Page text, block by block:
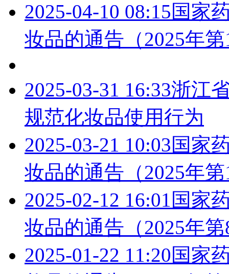
2025-04-10 08:15国家
妆品的通告（2025年
2025-03-31 16:33浙江
规范化妆品使用行为
2025-03-21 10:03国家
妆品的通告（2025年
2025-02-12 16:01 国家
妆品的通告（2025年
2025-01-22 11:20国家